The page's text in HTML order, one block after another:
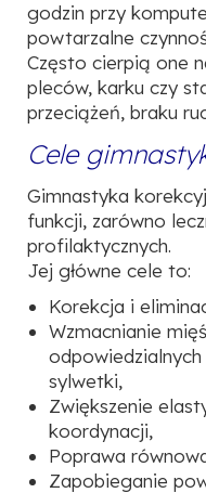
godzin przy
powtarzalne
Często cierpią one
pleców, karku czy
przeciążeń, braku
Cele
Gimnastyka
funkcji, zarówno
profilaktycznych.
Jej główne cele to:
Korekcja i
Wzmacnianie
sylwetki,
Zwiększenie
koordynacji,
Poprawa
Zapobieganie